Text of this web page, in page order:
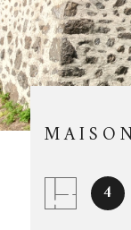
4